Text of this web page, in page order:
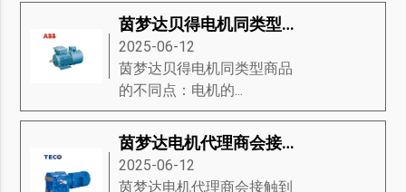
茵梦达贝得电机同类型商品的不同点
2025-06-12
茵梦达贝得电机同类型商品
的不同点：电机的...
茵梦达电机代理商会接触到的电机种类
2025-06-12
茵梦达电机代理商会接触到